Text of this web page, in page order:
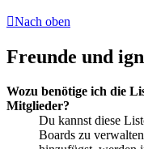
Nach oben
Freunde und
Wozu benötige ich die
Mitglieder?
Du kannst diese
Boards zu